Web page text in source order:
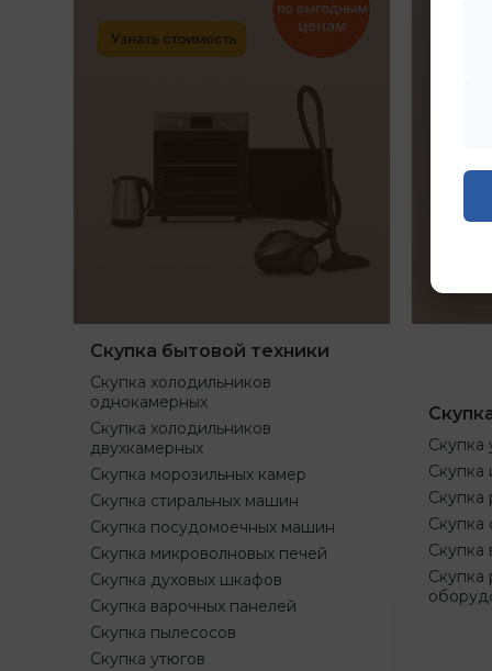
Скупка бытовой техники
Скупка холодильников
однокамерных
Скупка холодильников
двухкамерных
Скупка морозильных камер
Скупка стиральных машин
Скупка посудомоечных машин
Скупка микроволновых печей
Скупка духовых шкафов
Скупка варочных панелей
Скупка пылесосов
Скупка утюгов
Скупка
Скупка
Скупка
Скупка
Скупка
Скупка